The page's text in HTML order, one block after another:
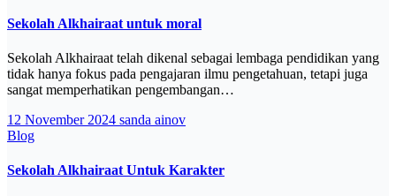
Sekolah Alkhairaat untuk moral
Sekolah Alkhairaat telah dikenal sebagai lembaga pendidikan yang
tidak hanya fokus pada pengajaran ilmu pengetahuan, tetapi juga
sangat memperhatikan pengembangan…
12 November 2024 sanda ainov
Blog
Sekolah Alkhairaat Untuk Karakter